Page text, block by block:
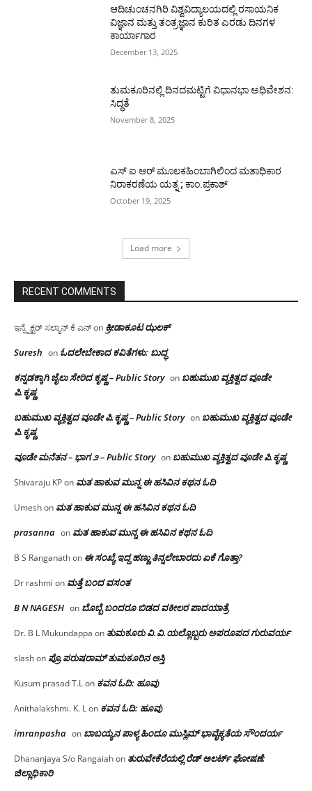
ಆದಿಚುಂಚನಗಿರಿ ವಿಶ್ವವಿದ್ಯಾಲಯದಲ್ಲಿ ರಸಾಯನಿಕ
ವಿಜ್ಞಾನ ಮತ್ತು ತಂತ್ರಜ್ಞಾನ ಕುರಿತ ಎರಡು ದಿನಗಳ
ಕಾರ್ಯಾಗಾರ
December 13, 2025
ತುಮಕೂರಿನಲ್ಲಿ ದಿನದಮಟ್ಟಿಗೆ ವಿಧಾನಭಾ ಅಧಿವೇಶನ:
ಸಿದ್ಧತೆ
November 8, 2025
ಎಸ್ ಐ ಆರ್ ಮೂಲಕಹಿಂಬಾಗಿಲಿಂದ ಮತಾಧಿಕಾರ
ನಿರಾಕರಣೆಯ ಯತ್ನ ; ಕಾಂ.ಪ್ರಕಾಶ್
October 19, 2025
Load more
RECENT COMMENTS
ಇನ್ಸ್ಪೆಕ್ಟರ್ ಸಲ್ಮಾನ್ ಕೆ ಎನ್on ಕ್ರೀಡಾಕೂಟ ಝಲಕ್
Suresh on ಓದಲೇಬೇಕಾದ‌ ಕವಿತೆಗಳು: ಬುದ್ಧ
ಕನ್ನಡಕ್ಕಾಗಿ ಜೈಲು ಸೇರಿದ ಕೃಷ್ಣ – Public Story on ಬಹುಮುಖ ವ್ಯಕ್ತಿತ್ವದ ವೂಡೇ
ಪಿ.ಕೃಷ್ಣ
ಬಹುಮುಖ ವ್ಯಕ್ತಿತ್ವದ ವೂಡೇ ಪಿ.ಕೃಷ್ಣ – Public Story on ಬಹುಮುಖ ವ್ಯಕ್ತಿತ್ವದ ವೂಡೇ
ಪಿ.ಕೃಷ್ಣ
ವೂಡೇ ಮನೆತನ – ಭಾಗ ೨ – Public Story on ಬಹುಮುಖ ವ್ಯಕ್ತಿತ್ವದ ವೂಡೇ ಪಿ.ಕೃಷ್ಣ
Shivaraju KPon ಮತ ಹಾಕುವ ಮುನ್ನ ಈ ಹಸಿವಿನ ಕಥನ ಓದಿ
Umeshon ಮತ ಹಾಕುವ ಮುನ್ನ ಈ ಹಸಿವಿನ ಕಥನ ಓದಿ
prasanna on ಮತ ಹಾಕುವ ಮುನ್ನ ಈ ಹಸಿವಿನ ಕಥನ ಓದಿ
B S Ranganathon ಈ ಸಂಖ್ಯೆ ಇದ್ದ ಹಣ್ಣು ತಿನ್ನಲೇಬಾರದು ಏಕೆ ಗೊತ್ತಾ?
Dr rashmi on ಮತ್ತೆ ಬಂದ ವಸಂತ
B N NAGESH on ಬೊಬ್ಬೆ ಬಂದರೂ ಬಿಡದ ವಕೀಲರ ಪಾದಯಾತ್ರೆ
Dr. B L Mukundappa on ತುಮಕೂರು‌ ವಿ.ವಿ.ಯಲ್ಲೊಬ್ಬರು ಅಪರೂಪದ ಗುರುವರ್ಯ
slashon ಪ್ರೊ.ಪರುಷರಾಮ್ ತುಮಕೂರಿನ ಆಸ್ತಿ
Kusum prasad T.Lon ಕವನ ಓದಿ: ಹೂವು
Anithalakshmi. K. Lon ಕವನ ಓದಿ: ಹೂವು
imranpasha on ಬಾಬಯ್ಯನ ಪಾಳ್ಯ ಹಿಂದೂ ಮುಸ್ಲಿಮ್ ಭಾವೈಕ್ಯತೆಯ ಸೌಂದರ್ಯ
Dhananjaya S/o Rangaiahon ತುರುವೇಕೆರೆಯಲ್ಲಿ ರೆಡ್ ಅಲರ್ಟ್ ಘೋಷಣೆ:
ಜಿಲ್ಲಾಧಿಕಾರಿ